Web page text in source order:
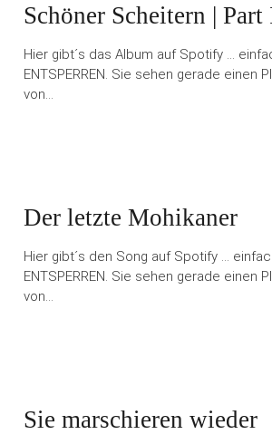
Schöner Scheitern | Part
Hier gibt´s das Album auf Spotify …
ENTSPERREN. Sie sehen gerade einen
von…
Der letzte Mohikaner
Hier gibt´s den Song auf Spotify …
ENTSPERREN. Sie sehen gerade einen
von…
Sie marschieren wieder